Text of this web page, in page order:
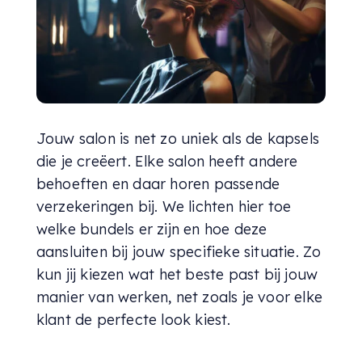
Jouw salon is net zo uniek als de kapsels
die je creëert. Elke salon heeft andere
behoeften en daar horen passende
verzekeringen bij. We lichten hier toe
welke bundels er zijn en hoe deze
aansluiten bij jouw specifieke situatie. Zo
kun jij kiezen wat het beste past bij jouw
manier van werken, net zoals je voor elke
klant de perfecte look kiest.